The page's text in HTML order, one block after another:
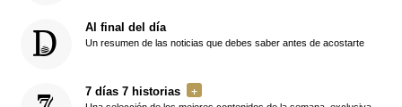
Al final del día
Un resumen de las noticias que debes saber antes de acostarte
7 días 7 historias